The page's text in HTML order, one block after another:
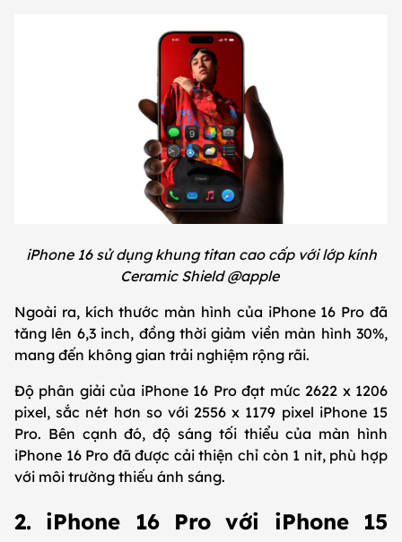
iPhone 16 sử dụng khung titan cao cấp với lớp kính
Ceramic Shield @apple
Ngoài ra, kích thước màn hình của iPhone 16 Pro đã
tăng lên 6,3 inch, đồng thời giảm viền màn hình 30%,
mang đến không gian trải nghiệm rộng rãi.
Độ phân giải của iPhone 16 Pro đạt mức 2622 x 1206
pixel, sắc nét hơn so với 2556 x 1179 pixel iPhone 15
Pro. Bên cạnh đó, độ sáng tối thiểu của màn hình
iPhone 16 Pro đã được cải thiện chỉ còn 1 nit, phù hợp
với môi trường thiếu ánh sáng.
2. iPhone 16 Pro với iPhone 15